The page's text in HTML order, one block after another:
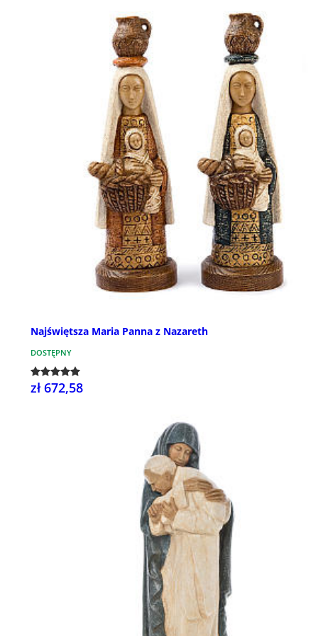
Najświętsza Maria Panna z Nazareth
DOSTĘPNY
zł 672,58